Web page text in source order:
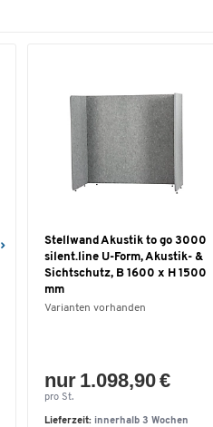
Stellwand Akustik to go 3000
silent.line U-Form, Akustik- &
Sichtschutz, B 1600 x H 1500
mm
Varianten vorhanden
nur 1.098,90 €
pro St.
Lieferzeit: innerhalb 3 Wochen